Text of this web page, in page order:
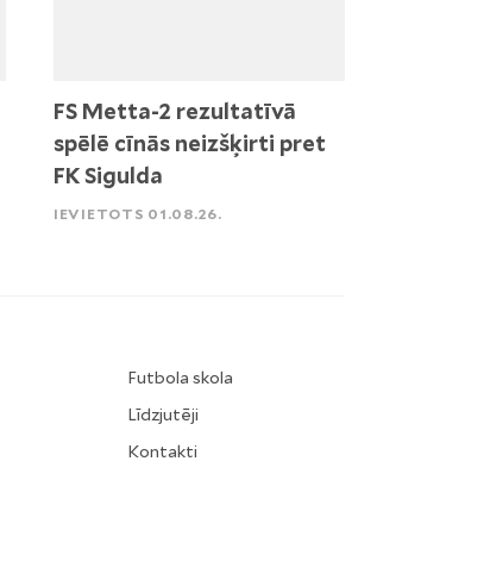
FS Metta-2 rezultatīvā
spēlē cīnās neizšķirti pret
FK Sigulda
IEVIETOTS 01.08.26.
Futbola skola
Līdzjutēji
Kontakti